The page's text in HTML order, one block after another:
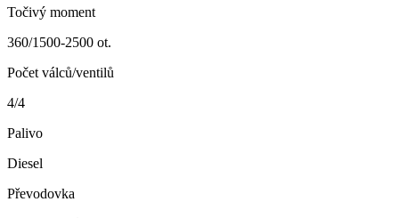
Točivý moment
360/1500-2500 ot.
Počet válců/ventilů
4/4
Palivo
Diesel
Převodovka